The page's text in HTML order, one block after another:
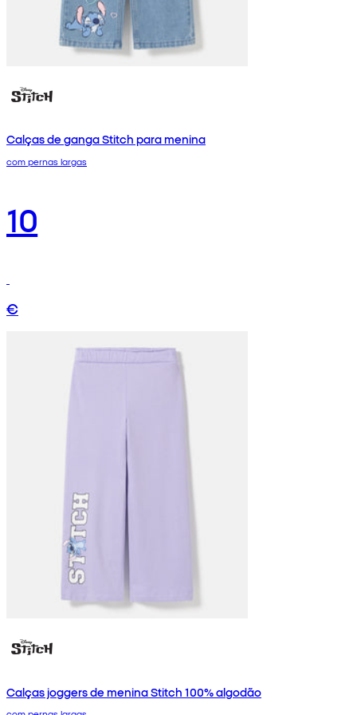
Calças de ganga Stitch para menina
com pernas largas
10
€
Calças joggers de menina Stitch 100% algodão